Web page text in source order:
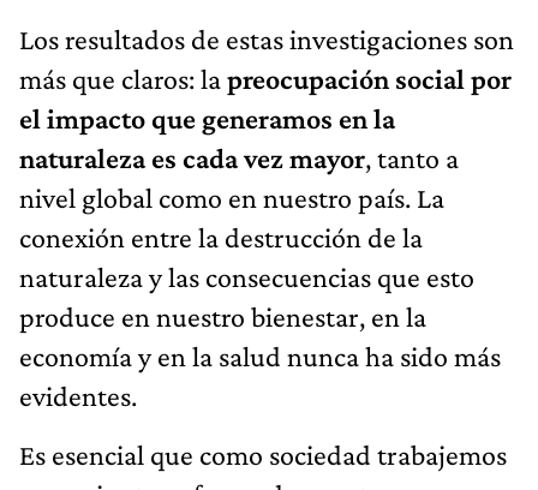
Los resultados de estas investigaciones son
más que claros: lapreocupación social por
el impacto que generamos en la
naturaleza es cada vez mayor, tanto a
nivel global como en nuestro país. La
conexión entre la destrucción de la
naturaleza y las consecuencias que esto
produce en nuestro bienestar, en la
economía y en la salud nunca ha sido más
evidentes.
Es esencial que como sociedad trabajemos